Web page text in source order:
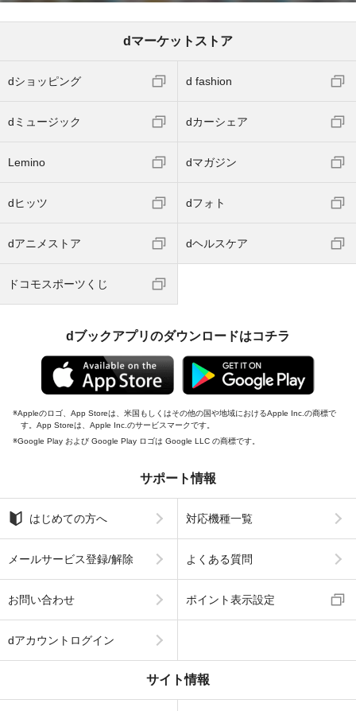
dマーケットストア
dショッピング d fashion
dミュージック dカーシェア
Lemino dマガジン
dヒッツ dフォト
dアニメストア dヘルスケア
ドコモスポーツくじ
dブックアプリのダウンロードはコチラ
Appleのロゴ、App Storeは、米国もしくはその他の国や地域におけるApple Inc.の商標で
す。App Storeは、Apple Inc.のサービスマークです。
Google Play および Google Play ロゴは Google LLC の商標です。
サポート情報
はじめての方へ 対応機種一覧
メールサービス登録/解除 よくある質問
お問い合わせ ポイント表示設定
dアカウントログイン
サイト情報